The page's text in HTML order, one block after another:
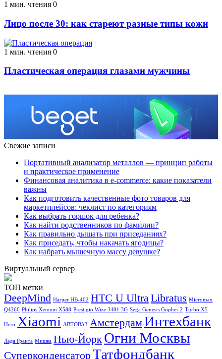
1 мин. чтения 0
Лицо после 30: как стареют разные типы кожи
1 мин. чтения 0
Пластическая операция глазами мужчины
Свежие записи
Портативный анализатор металлов — принцип работы
и практическое применение
Финансовая аналитика в e-commerce: какие показатели
важны
Как подготовить качественные фото товаров для
маркетплейсов: чеклист по категориям
Как выбрать горшок для ребенка?
Как найти родственников по фамилии?
Как правильно дышать при приседаниях?
Как приседать, чтобы накачать ягодицы?
Как набрать мышечную массу девушке?
Виртуальный сервер
ТОП метки
DeepMind Harper HB-402 HTC U UltraLibratus Micromax
Q4260 Philips Xenium X588 Prestigio Wize 3401 3G Sega Genesis Gopher 2 Turbo X5
Hero Xiaomi АВТОВАЗ АмстердамИнтехбанк
Лада Гранта Мишка Нью-Йорк Огни Москвы
СуперконденсаторТатфондбанк